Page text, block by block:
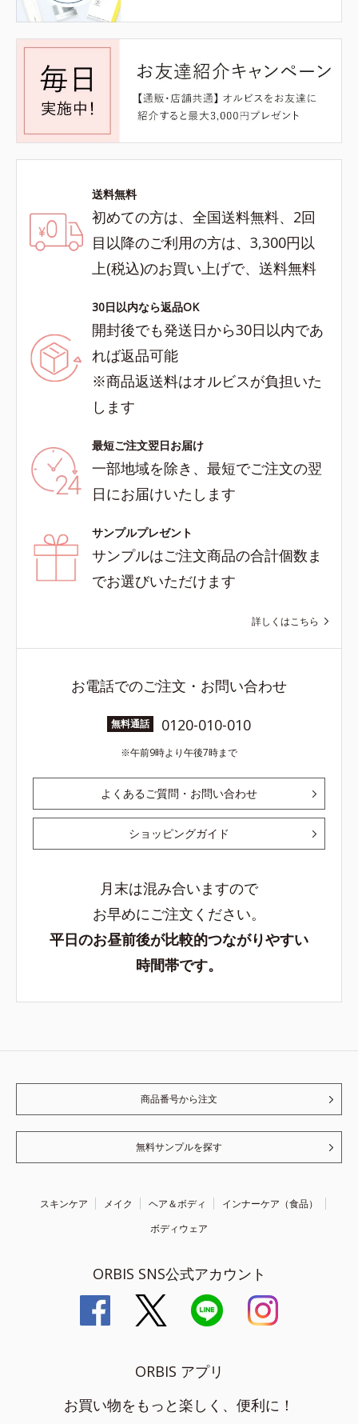
送料無料
初めての方は、全国送料無料、2回
目以降のご利用の方は、3,300円以
上(税込)のお買い上げで、送料無料
30日以内なら返品OK
開封後でも発送日から30日以内であ
れば返品可能
※商品返送料はオルビスが負担いた
します
最短ご注文翌日お届け
一部地域を除き、最短でご注文の翌
日にお届けいたします
サンプルプレゼント
サンプルはご注文商品の合計個数ま
でお選びいただけます
詳しくはこちら
お電話でのご注文・お問い合わせ
無料通話 0120-010-010
午前9時より午後7時まで
よくあるご質問・お問い合わせ
ショッピングガイド
月末は混み合いますので
お早めにご注文ください。
平日のお昼前後が比較的つながりやすい
時間帯です。
商品番号から注文
無料サンプルを探す
スキンケア メイク ヘア＆ボディ
インナーケア（食品）
ボディウェア
ORBIS SNS公式アカウント
ORBIS アプリ
お買い物をもっと楽しく、便利に！